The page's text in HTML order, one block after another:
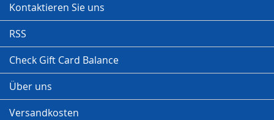
Kontaktieren Sie uns
RSS
Check Gift Card Balance
Über uns
Versandkosten